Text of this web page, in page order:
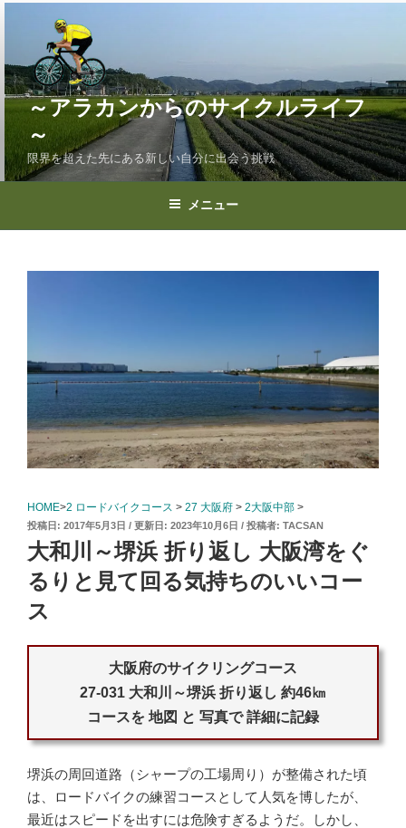
ン
ツ
キ
ッ
～アラカンからのサイクルライフ
～
限界を超えた先にある新しい自分に出会う挑戦
メニュー
HOME>2 ロードバイクコース > 27 大阪府 > 2大阪中部 >
投
日:
2017年5月3日 2023年10月6日 投稿者: TACSAN
大和川～堺浜 折り返し 大阪湾をぐ
るりと見て回る気持ちのいいコー
ス
大阪府のサイクリングコース
27-031 大和川～堺浜 折り返し 約46㎞
コースを 地図 と 写真で 詳細に記録
堺浜の周回道路（シャープの工場周り）が整備された頃
は、ロードバイクの練習コースとして人気を博したが、
最近はスピードを出すには危険すぎるようだ。しかし、